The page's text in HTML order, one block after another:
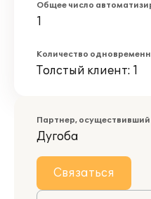
Общее число
1
Количество
Толстый клиент: 1
Партнер,
Дугоба
Связаться